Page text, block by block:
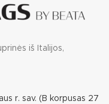
iš Italijos,
r. sav. (B korpusas 27